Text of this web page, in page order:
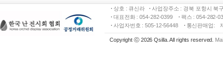
상호 : 큐신라
사업장주소 : 경북 포항시
대표전화 : 054-282-0399
팩스 : 054-282-
사업자번호 : 505-12-56448
통신판매업:
Copyright ⓒ 2026 Qsilla. All rights reserved.